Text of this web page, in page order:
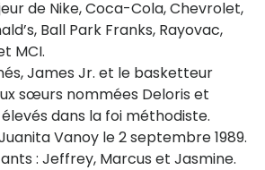
de Nike, Coca-Cola, Chevrolet,
Ball Park Franks, Rayovac,
MCI.
James Jr. et le basketteur
sœurs nommées Deloris et
dans la foi méthodiste.
Vanoy le 2 septembre 1989.
: Jeffrey, Marcus et Jasmine.